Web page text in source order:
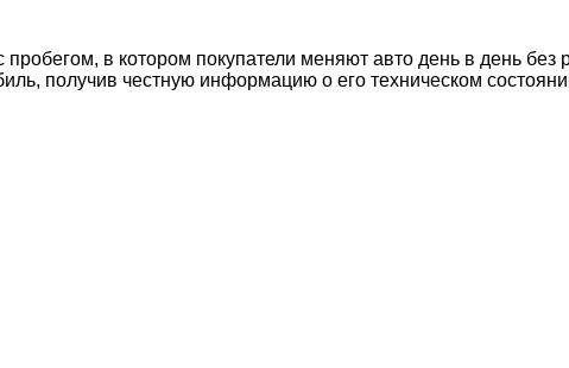
в котором покупатели меняют авто день в день без
получив честную информацию о его техническом